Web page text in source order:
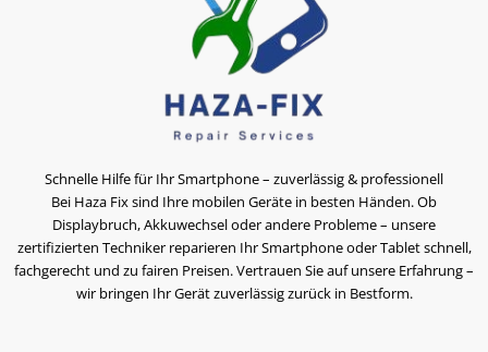
Schnelle Hilfe für Ihr Smartphone – zuverlässig & professionell
Bei Haza Fix sind Ihre mobilen Geräte in besten Händen. Ob
Displaybruch, Akkuwechsel oder andere Probleme – unsere
zertifizierten Techniker reparieren Ihr Smartphone oder Tablet schnell,
fachgerecht und zu fairen Preisen. Vertrauen Sie auf unsere Erfahrung –
wir bringen Ihr Gerät zuverlässig zurück in Bestform.